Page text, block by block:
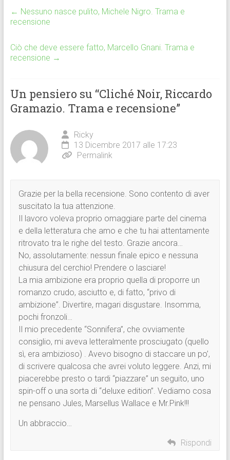
b
ok
er s
p
di
di
← Nessuno nasce pulito, Michele Nigro. Trama e
recensione
Ciò che deve essere fatto, Marcello Gnani. Trama e
recensione →
Un pensiero su “Cliché Noir, Riccardo
Gramazio. Trama e recensione”
Ricky
13 Dicembre 2017 alle 17:23
Permalink
Grazie per la bella recensione. Sono contento di aver
suscitato la tua attenzione.
Il lavoro voleva proprio omaggiare parte del cinema
e della letteratura che amo e che tu hai attentamente
ritrovato tra le righe del testo. Grazie ancora…
No, assolutamente: nessun finale epico e nessuna
chiusura del cerchio! Prendere o lasciare!
La mia ambizione era proprio quella di proporre un
romanzo crudo, asciutto e, di fatto, “privo di
ambizione”. Divertire, magari disgustare. Insomma,
pochi fronzoli…
Il mio precedente “Sonnifera”, che ovviamente
consiglio, mi aveva letteralmente prosciugato (quello
sì, era ambizioso) . Avevo bisogno di staccare un po’,
di scrivere qualcosa che avrei voluto leggere. Anzi, mi
piacerebbe presto o tardi “piazzare” un seguito, uno
spin-off o una sorta di “deluxe edition”. Vediamo cosa
ne pensano Jules, Marsellus Wallace e Mr.Pink!!!
Un abbraccio…
Rispondi